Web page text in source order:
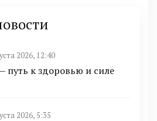
2026, 12:40
путь к здоровью и силе
2026, 5:35